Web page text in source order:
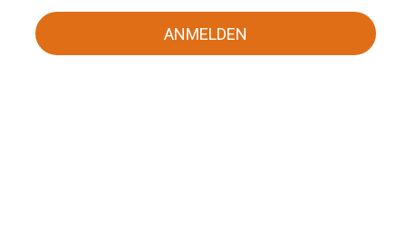
ANMELDEN